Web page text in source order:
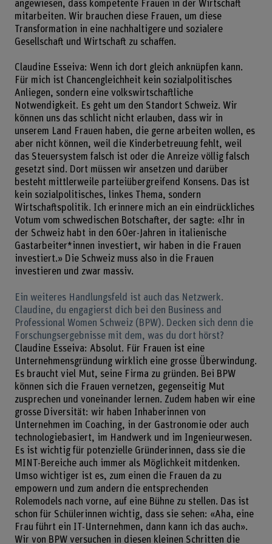
angewiesen, dass kompetente Frauen in der Wirtschaft
mitarbeiten. Wir brauchen diese Frauen, um diese
Transformation in eine nachhaltigere und sozialere
Gesellschaft und Wirtschaft zu schaffen.
Claudine Esseiva: Wenn ich dort gleich anknüpfen kann.
Für mich ist Chancengleichheit kein sozialpolitisches
Anliegen, sondern eine volkswirtschaftliche
Notwendigkeit. Es geht um den Standort Schweiz. Wir
können uns das schlicht nicht erlauben, dass wir in
unserem Land Frauen haben, die gerne arbeiten wollen, es
aber nicht können, weil die Kinderbetreuung fehlt, weil
das Steuersystem falsch ist oder die Anreize völlig falsch
gesetzt sind. Dort müssen wir ansetzen und darüber
besteht mittlerweile parteiübergreifend Konsens. Das ist
kein sozialpolitisches, linkes Thema, sondern
Wirtschaftspolitik. Ich erinnere mich an ein eindrückliches
Votum vom schwedischen Botschafter, der sagte: «Ihr in
der Schweiz habt in den 60er-Jahren in italienische
Gastarbeiter*innen investiert, wir haben in die Frauen
investiert.» Die Schweiz muss also in die Frauen
investieren und zwar massiv.
Ein weiteres Handlungsfeld ist auch das Netzwerk.
Claudine, du engagierst dich bei den Business and
Professional Women Schweiz (BPW). Decken sich denn die
Forschungsergebnisse mit dem, was du dort hörst?
Claudine Esseiva: Absolut. Für Frauen ist eine
Unternehmensgründung wirklich eine grosse Überwindung.
Es braucht viel Mut, seine Firma zu gründen. Bei BPW
können sich die Frauen vernetzen, gegenseitig Mut
zusprechen und voneinander lernen. Zudem haben wir eine
grosse Diversität: wir haben Inhaberinnen von
Unternehmen im Coaching, in der Gastronomie oder auch
technologiebasiert, im Handwerk und im Ingenieurwesen.
Es ist wichtig für potenzielle Gründerinnen, dass sie die
MINT-Bereiche auch immer als Möglichkeit mitdenken.
Umso wichtiger ist es, zum einen die Frauen da zu
empowern und zum andern die entsprechenden
Rolemodels nach vorne, auf eine Bühne zu stellen. Das ist
schon für Schülerinnen wichtig, dass sie sehen: «Aha, eine
Frau führt ein IT-Unternehmen, dann kann ich das auch».
Wir von BPW versuchen in diesen kleinen Schritten die